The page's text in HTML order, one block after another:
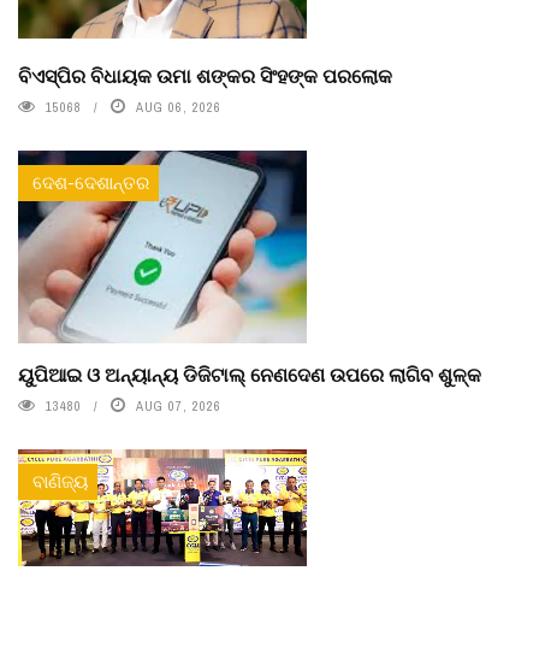
ବିଏସ୍‌ପିର ବିଧାୟକ ଉମା ଶଙ୍କର ସିଂହଙ୍କ ପରଲୋକ
15068 AUG 06, 2026
ଦେଶ-ଦେଶାନ୍ତର
ୟୁପିଆଇ ଓ ଅନ୍ୟାନ୍ୟ ଡିଜିଟାଲ୍ ନେଣଦେଣ ଉପରେ ଲାଗିବ ଶୁଳ୍କ
13480 AUG 07, 2026
ବାଣିଜ୍ୟ